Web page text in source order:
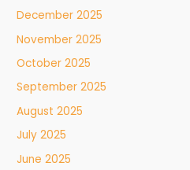
December 2025
November 2025
October 2025
September 2025
August 2025
July 2025
June 2025